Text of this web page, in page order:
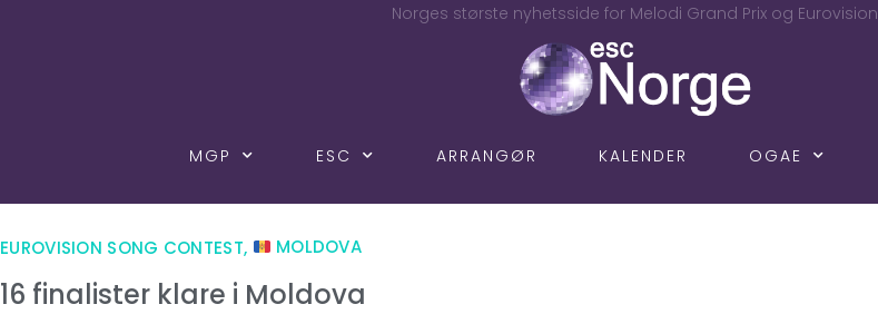
Norges største nyhetsside for Melodi Grand Prix og Eurovision
MGP ESC ARRANGØR KALENDER OGAE
EUROVISION SONG CONTEST, MOLDOVA
16 finalister klare i Moldova